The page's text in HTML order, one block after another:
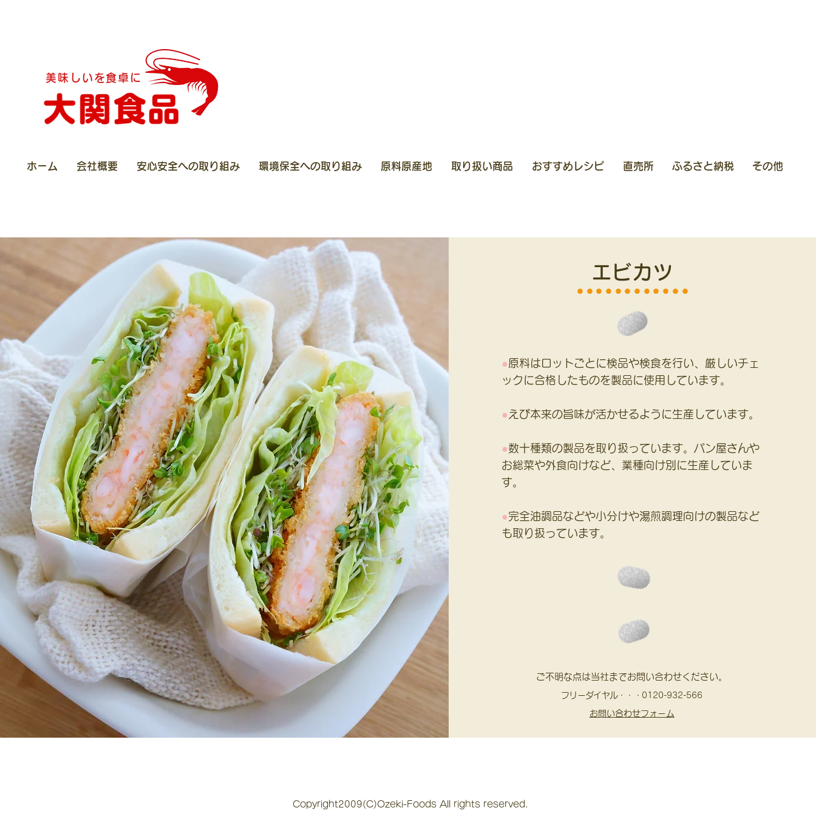
美味しいを食卓に
ホーム 会社概要 安心安全への取り組み 環境保全への取り組み 原料原産地 取り扱い商品 おすすめレシピ 直売所 ふるさと納税 その他
エビカツ
⚫︎⚫︎⚫︎⚫︎⚫︎⚫︎⚫︎⚫︎⚫︎⚫︎⚫︎⚫︎
●原料はロットごとに検品や検食を行い、厳しいチェ
ックに合格したものを製品に使用しています。
● えび本来の旨味が活かせるように生産しています。
●数十種類の製品を取り扱っています。パン屋さんや
お総菜や外食向けなど、業種向け別に生産していま
す。
●完全油調品などや小分けや湯煎調理向けの製品など
も取り扱っています。
ご不明な点は当社までお問い合わせください。
フリーダイヤル・・・ 0120-932-566
お問い合わせフォーム
Copyright2009(C)Ozeki-Foods All rights reserved.